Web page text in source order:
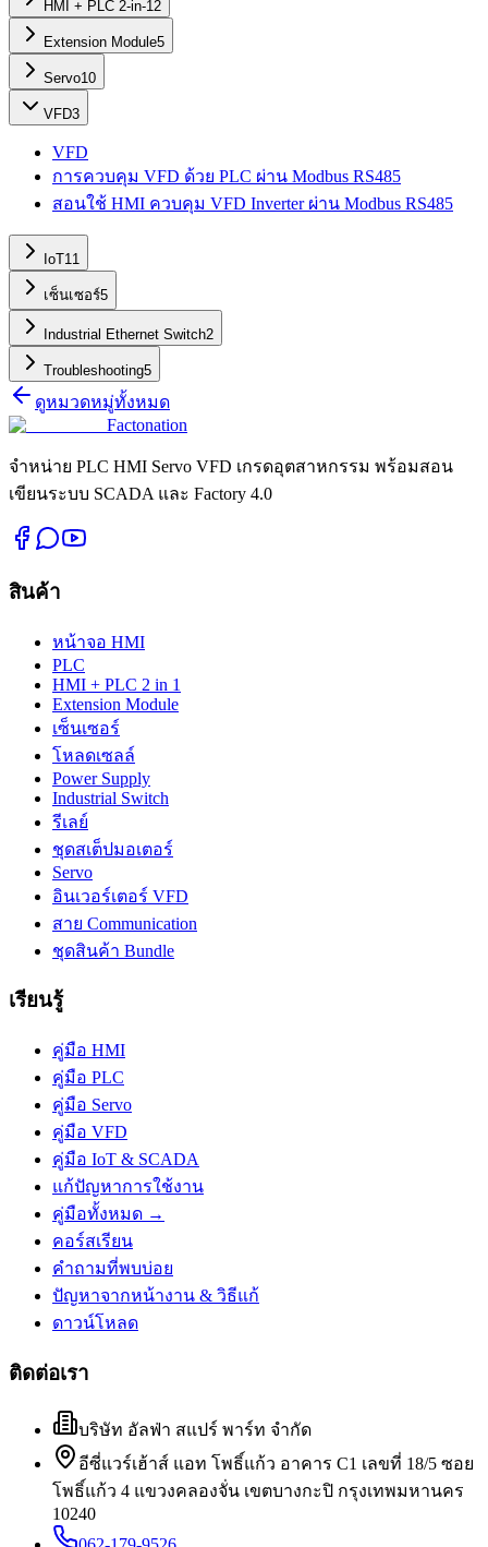
HMI + PLC 2-in-12
Extension Module5
Servo10
VFD3
VFD
การควบคุม VFD ด้วย PLC ผ่าน Modbus RS485
สอนใช้ HMI ควบคุม VFD Inverter ผ่าน Modbus RS485
IoT11
เซ็นเซอร์5
Industrial Ethernet Switch2
Troubleshooting5
ดูหมวดหมู่ทั้งหมด
Factonation
จำหน่าย PLC HMI Servo VFD เกรดอุตสาหกรรม พร้อมสอน
เขียนระบบ SCADA และ Factory 4.0
สินค้า
หน้าจอ HMI
PLC
HMI + PLC 2 in 1
Extension Module
เซ็นเซอร์
โหลดเซลล์
Power Supply
Industrial Switch
รีเลย์
ชุดสเต็ปมอเตอร์
Servo
อินเวอร์เตอร์ VFD
สาย Communication
ชุดสินค้า Bundle
เรียนรู้
คู่มือ HMI
คู่มือ PLC
คู่มือ Servo
คู่มือ VFD
คู่มือ IoT & SCADA
แก้ปัญหาการใช้งาน
คู่มือทั้งหมด →
คอร์สเรียน
คำถามที่พบบ่อย
ปัญหาจากหน้างาน & วิธีแก้
ดาวน์โหลด
ติดต่อเรา
บริษัท อัลฟ่า สแปร์ พาร์ท จำกัด
อีซี่แวร์เฮ้าส์ แอท โพธิ์แก้ว อาคาร C1 เลขที่ 18/5 ซอย
โพธิ์แก้ว 4 แขวงคลองจั่น เขตบางกะปิ กรุงเทพมหานคร
10240